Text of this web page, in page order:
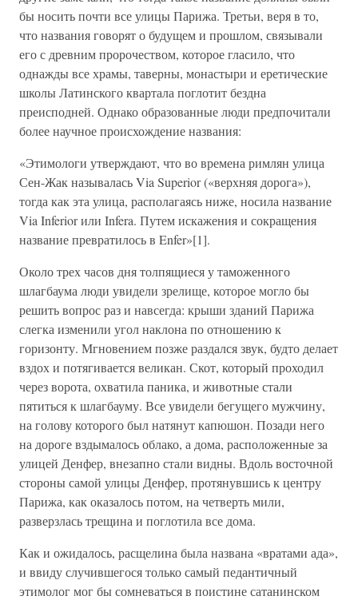
бы носить почти все улицы Парижа. Третьи, веря в то,
что названия говорят о будущем и прошлом, связывали
его с древним пророчеством, которое гласило, что
однажды все храмы, таверны, монастыри и еретические
школы Латинского квартала поглотит бездна
преисподней. Однако образованные люди предпочитали
более научное происхождение названия:
«Этимологи утверждают, что во времена римлян улица
Сен-Жак называлась Via Superior («верхняя дорога»),
тогда как эта улица, располагаясь ниже, носила название
Via Inferior или Infera. Путем искажения и сокращения
название превратилось в Enfer»[1].
Около трех часов дня толпящиеся у таможенного
шлагбаума люди увидели зрелище, которое могло бы
решить вопрос раз и навсегда: крыши зданий Парижа
слегка изменили угол наклона по отношению к
горизонту. Мгновением позже раздался звук, будто делает
вздох и потягивается великан. Скот, который проходил
через ворота, охватила паника, и животные стали
пятиться к шлагбауму. Все увидели бегущего мужчину,
на голову которого был натянут капюшон. Позади него
на дороге вздымалось облако, а дома, расположенные за
улицей Денфер, внезапно стали видны. Вдоль восточной
стороны самой улицы Денфер, протянувшись к центру
Парижа, как оказалось потом, на четверть мили,
разверзлась трещина и поглотила все дома.
Как и ожидалось, расщелина была названа «вратами ада»,
и ввиду случившегося только самый педантичный
этимолог мог бы сомневаться в поистине сатанинском